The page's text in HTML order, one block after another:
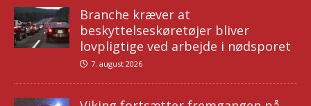
Branche kræver at
beskyttelseskøretøjer bliver
lovpligtige ved arbejde i nødsporet
7. august 2026